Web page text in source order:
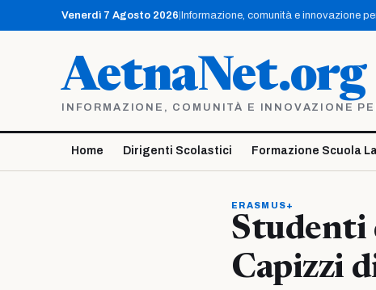
contenuto
Venerdì 7 Agosto 2026 Informazione, comunità e innovazione
AetnaNet.org
INFORMAZIONE, COMUNITÀ E INNOVAZIONE
Home Dirigenti Scolastici Formazione Scuola
ERASMUS+
Studenti
Capizzi